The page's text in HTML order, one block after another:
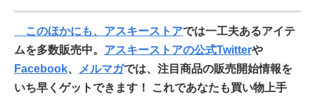
このほかにも、 アスキーストアでは一工夫あるアイテ
ムを多数販売中。 アスキーストアの公式Twitterや
Facebook、 メルマガでは、注目商品の販売開始情報を
いち早くゲットできます！ これであなたも買い物上手